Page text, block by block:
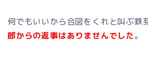
何でもいいから合図をくれと叫ぶ鉄
郎からの返事はありませんでした。